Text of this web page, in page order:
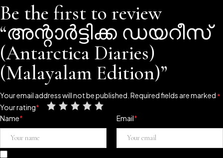
Be the first to review
“അന്റാർട്ടിക്ക ഡയറീസ്
(Antarctica Diaries)
(Malayalam Edition)”
Your email address will not be published. Required fields are marked *
Your rating*
Name* Email*